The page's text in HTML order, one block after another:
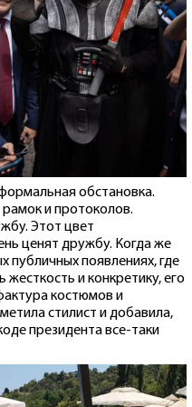
обстановка.
и протоколов.
Этот цвет
ценят дружбу. Когда же
публичных появлениях, где
и конкретику, его
костюмов и
стилист и добавила,
президента все-таки